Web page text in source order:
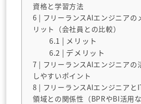
資格と学習方法
6 | フリーランスAIエンジニアの
リット（会社員との比較）
6.1 | メリット
6.2 | デメリット
7 | フリーランスAIエンジニアの
しやすいポイント
8 | フリーランスAIエンジニアと
領域との関係性（BPRやBI活用な